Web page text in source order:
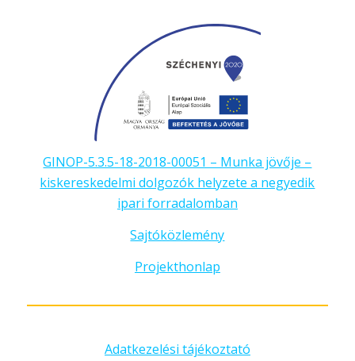
GINOP-5.3.5-18-2018-00051 – Munka jövője –
kiskereskedelmi dolgozók helyzete a negyedik
ipari forradalomban
Sajtóközlemény
Projekthonlap
Adatkezelési tájékoztató